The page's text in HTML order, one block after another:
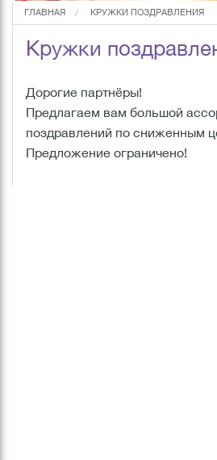
ГЛАВНАЯ КРУЖКИ ПОЗДРАВЛЕНИЯ
Кружки
Дорогие партнёры!
Предлагаем вам большой
поздравлений по сниженным
Предложение ограничено!